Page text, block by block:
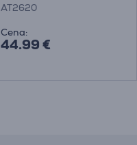
AT2620
Cena:
44.99 €